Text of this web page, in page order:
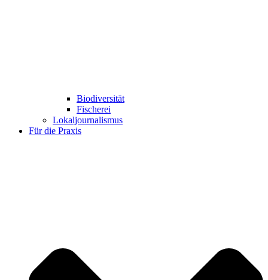
Biodiversität
Fischerei
Lokaljournalismus
Für die Praxis